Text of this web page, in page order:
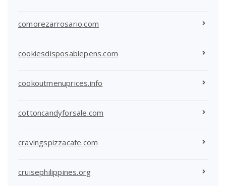
comorezarrosario.com
cookiesdisposablepens.com
cookoutmenuprices.info
cottoncandyforsale.com
cravingspizzacafe.com
cruisephilippines.org